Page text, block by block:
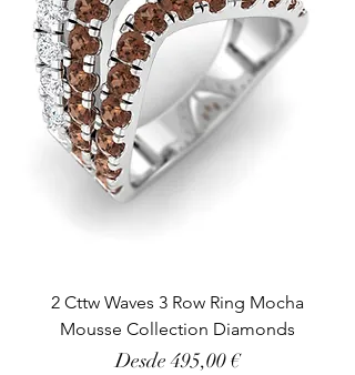
2 Cttw Waves 3 Row Ring Mocha
Mousse Collection Diamonds
Desde495,00 €
Precio de oferta